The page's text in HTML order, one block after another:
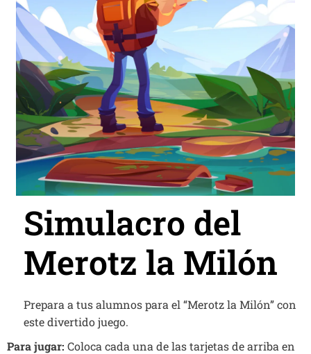
Simulacro del
Merotz la Milón
Prepara a tus alumnos para el “Merotz la Milón” con
este divertido juego.
Para jugar: Coloca cada una de las tarjetas de arriba en